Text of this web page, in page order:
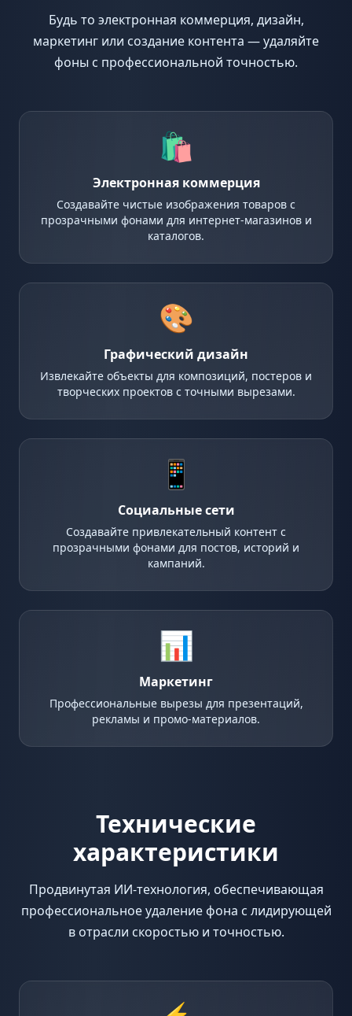
Будь то электронная коммерция, дизайн,
маркетинг или создание контента — удаляйте
фоны с профессиональной точностью.
🛍️
Электронная коммерция
Создавайте чистые изображения товаров с
прозрачными фонами для интернет-магазинов и
каталогов.
🎨
Графический дизайн
Извлекайте объекты для композиций, постеров и
творческих проектов с точными вырезами.
📱
Социальные сети
Создавайте привлекательный контент с
прозрачными фонами для постов, историй и
кампаний.
📊
Маркетинг
Профессиональные вырезы для презентаций,
рекламы и промо-материалов.
Технические
характеристики
Продвинутая ИИ-технология, обеспечивающая
профессиональное удаление фона с лидирующей
в отрасли скоростью и точностью.